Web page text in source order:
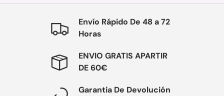
Envío Rápido De 48 a 72
Horas
ENVIO GRATIS APARTIR
DE 60€
Garantia De Devolución